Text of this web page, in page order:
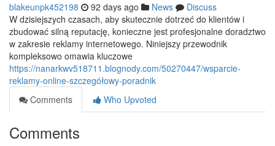
blakeunpk452198 92 days ago News
Discuss
W dzisiejszych czasach, aby skutecznie dotrzeć do klientów i
zbudować silną reputację, konieczne jest profesjonalne doradztwo
w zakresie reklamy internetowego. Niniejszy przewodnik
kompleksowo omawia kluczowe
https://nanarkwv518711.blognody.com/50270447/wsparcie-
reklamy-online-szczegółowy-poradnik
Comments
Who Upvoted
Comments